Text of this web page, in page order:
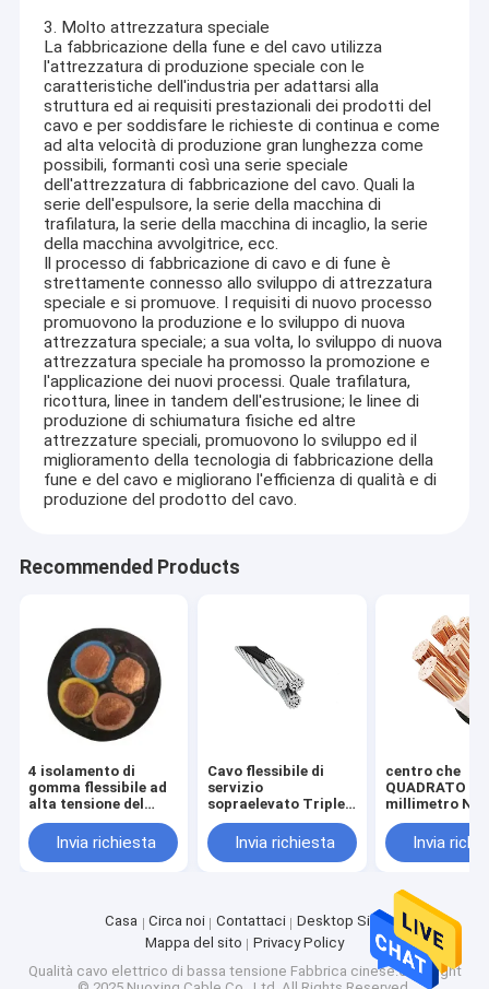
Giro della fabbrica
Controllo di qualità
Contattici
Notizie
Casi
cavo elettrico di bassa tensione
Cavo elettrico corazzato
Cavo elettrico sotterraneo
Cavi medi di tensione
Il PVC ha isolato il cavo
cavo isolato xlpe
cavo di controllo multiconduttore
Cavo di controllo resistente al fuoco
Cavo aereo del pacco
conduttore di alluminio nudo
3. Molto attrezzatura speciale
La fabbricazione della fune e del cavo utilizza
l'attrezzatura di produzione speciale con le
caratteristiche dell'industria per adattarsi alla
struttura ed ai requisiti prestazionali dei prodotti del
cavo e per soddisfare le richieste di continua e come
ad alta velocità di produzione gran lunghezza come
possibili, formanti così una serie speciale
dell'attrezzatura di fabbricazione del cavo. Quali la
serie dell'espulsore, la serie della macchina di
trafilatura, la serie della macchina di incaglio, la serie
della macchina avvolgitrice, ecc.
Il processo di fabbricazione di cavo e di fune è
strettamente connesso allo sviluppo di attrezzatura
speciale e si promuove. I requisiti di nuovo processo
promuovono la produzione e lo sviluppo di nuova
attrezzatura speciale; a sua volta, lo sviluppo di nuova
attrezzatura speciale ha promosso la promozione e
l'applicazione dei nuovi processi. Quale trafilatura,
ricottura, linee in tandem dell'estrusione; le linee di
produzione di schiumatura fisiche ed altre
attrezzature speciali, promuovono lo sviluppo ed il
miglioramento della tecnologia di fabbricazione della
fune e del cavo e migliorano l'efficienza di qualità e di
produzione del prodotto del cavo.
Recommended Products
4 isolamento di
gomma flessibile ad
alta tensione del
cavo ccc del centro
1.9/3.3kVInvia richiesta
Cavo flessibile di
servizio
sopraelevato Triplex
del pacco ISO14001
della guaina aerea
del cavo LSOH
Invia richiesta
centro che
QUADRATO di
millimetro
multi il PVC
di rame ha
PVC ha
Invia
cavi elettrici medi di tensione, i cavi di controllo, i cavi
sopraelevati, i cavi di gomma ed i conduttori nudi ecc.
La nostra società ha ottenuto la licenza di produzione
industriale nazionale della Cina, ISO9001/ISO14001 il certificato,
il certificato del ccc, certificato del CE. C'è standard producendo
il sistema e rigorosamente i sistemi del controllo di qualità.
Come fornitore globale, i nostri prodotti possono essere
prodotti secondo le norme differenti. quale il GB, IEC, BS, ASTM,
BACCANO, NFC ecc.
Finora i nostri cavi sono stati esportati verso più di 30 paesi
dentro universalmente.
E credi che il più mercato sia aperto con il nostro sforzo.
Pensiamo francamente cooperare con voi.
Casa Circa noi Contattaci
Desktop Site
Mappa del sito
Privacy Policy
Qualità cavo elettrico di bassa tensione Fabbrica cinese.Copyright